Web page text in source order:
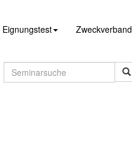
Eignungstest Zweckverband